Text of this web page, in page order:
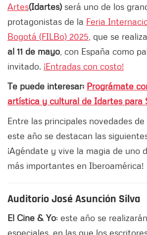
Artes(Idartes) será uno de los
protagonistas de la Feria
Bogotá (FILBo) 2025 , que se
al 11 de mayo , con España como
invitado. ¡Entradas con costo!
Te puede interesar: Prográmate
artística y cultural de Idartes para
Entre las principales novedades
este año se destacan las
¡Agéndate y vive la magia de uno
más importantes en Iberoamérica!
Auditorio José Asunción Silva
El Cine & Yo: este año se
especiales, en las que los